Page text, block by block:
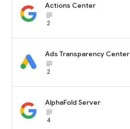
Actions Center
subject_black
2
Ads Transparency Center
subject_black
2
AlphaFold Server
subject_black
4